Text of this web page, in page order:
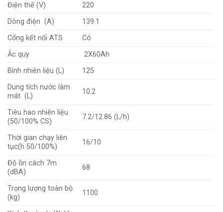
Điện thế (V)
220
Dòng điện (A)
139.1
Cổng kết nối ATS
Có
Ắc quy
2X60Ah
Bình nhiên liệu (L)
125
Dung tích nước làm
mát (L)
10.2
Tiêu hao nhiên liệu
(50/100% CS)
7.2/12.86 (L/h)
Thời gian chạy liên
tục(h 50/100%)
16/10
Độ ồn cách 7m
(dBA)
68
Trọng lượng toàn bộ
(kg)
1100